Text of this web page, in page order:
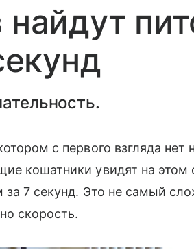
найдут
с первого взгляда нет
кошатники увидят на этом
7 секунд. Это не самый
скорость.